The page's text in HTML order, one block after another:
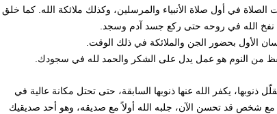
في أول صلاة الأنبياء والمرسلين، وكذلك ملائكة الله. كما خلق
نفخ الله في روحه حتى ركع جسد آدم وسجد.
الأول بحضور الجن والملائكة في ذلك الوقت.
من النوم هو عمل يدل على الشكر والحمد لله في سجودك.
ذنوبها، يكفر الله عنها ذنوبها السابقة، حتى تحتل مكانة عالية في
مع شخص قد تحسن الآن، جلبه الله أولاً مع صديقه، وهو أحد صديقيك